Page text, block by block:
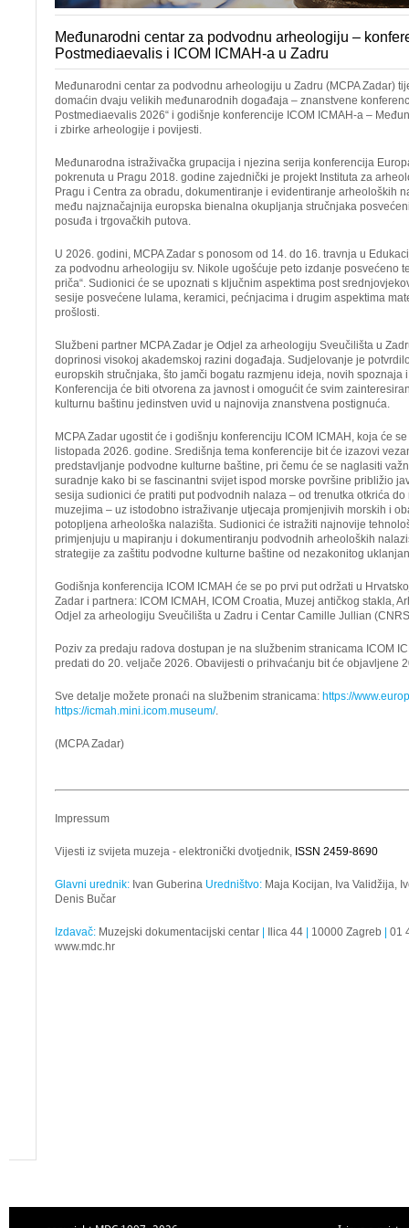
Međunarodni centar za podvodnu arheologiju –
Postmediaevalis i ICOM ICMAH-a u Zadru
Međunarodni centar za podvodnu arheologiju u Zadru (MCPA Zadar)
domaćin dvaju velikih međunarodnih događaja – znanstvene
Postmediaevalis 2026“ i godišnje konferencije ICOM ICMAH-a –
i zbirke arheologije i povijesti.
Međunarodna istraživačka grupacija i njezina serija konferencija
pokrenuta u Pragu 2018. godine zajednički je projekt Instituta za
Pragu i Centra za obradu, dokumentiranje i evidentiranje arheoloških
među najznačajnija europska bienalna okupljanja stručnjaka
posuđa i trgovačkih putova.
U 2026. godini, MCPA Zadar s ponosom od 14. do 16. travnja u
za podvodnu arheologiju sv. Nikole ugošćuje peto izdanje posvećeno
priča“. Sudionici će se upoznati s ključnim aspektima post
sesije posvećene lulama, keramici, pećnjacima i drugim aspektima
prošlosti.
Službeni partner MCPA Zadar je Odjel za arheologiju Sveučilišta u
doprinosi visokoj akademskoj razini događaja. Sudjelovanje je
europskih stručnjaka, što jamči bogatu razmjenu ideja, novih spoznaja
Konferencija će biti otvorena za javnost i omogućit će svim
kulturnu baštinu jedinstven uvid u najnovija znanstvena postignuća.
MCPA Zadar ugostit će i godišnju konferenciju ICOM ICMAH, koja će
listopada 2026. godine. Središnja tema konferencije bit će izazovi
predstavljanje podvodne kulturne baštine, pri čemu će se naglasiti
suradnje kako bi se fascinantni svijet ispod morske površine približio
sesija sudionici će pratiti put podvodnih nalaza – od trenutka otkrića
muzejima – uz istodobno istraživanje utjecaja promjenjivih morskih i
potopljena arheološka nalazišta. Sudionici će istražiti najnovije
primjenjuju u mapiranju i dokumentiranju podvodnih arheoloških
strategije za zaštitu podvodne kulturne baštine od nezakonitog
Godišnja konferencija ICOM ICMAH će se po prvi put održati u
Zadar i partnera: ICOM ICMAH, ICOM Croatia, Muzej antičkog stakla,
Odjel za arheologiju Sveučilišta u Zadru i Centar Camille Jullian
Poziv za predaju radova dostupan je na službenim stranicama ICOM
predati do 20. veljače 2026. Obavijesti o prihvaćanju bit će objavljene
Sve detalje možete pronaći na službenim stranicama: https://
https://icmah.mini.icom.museum/.
(MCPA Zadar)
Impressum
Vijesti iz svijeta muzeja - elektronički dvotjednik, ISSN 2459-8690
Glavni urednik: Ivan Guberina Uredništvo: Maja Kocijan, Iva Validžija,
Denis Bučar
Izdavač: Muzejski dokumentacijski centar Ilica 44 10000 Zagreb
01
www.mdc.hr